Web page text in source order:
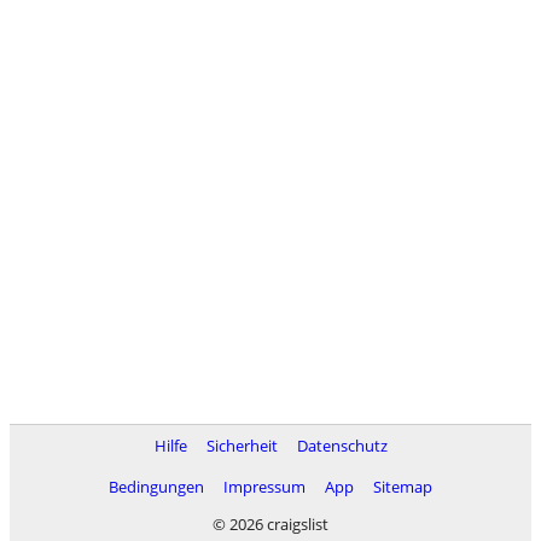
Hilfe Sicherheit
Datenschutz
Bedingungen
Impressum App
Sitemap
© 2026 craigslist